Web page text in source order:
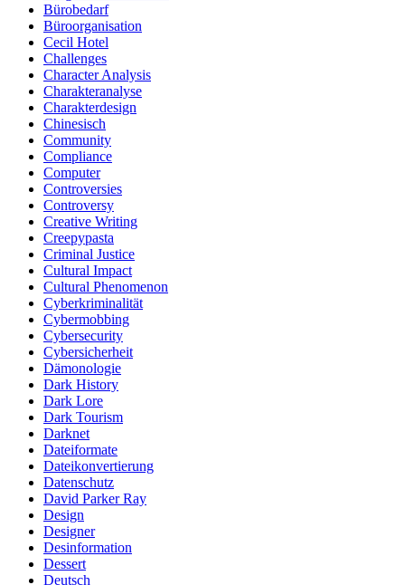
Bürobedarf
Büroorganisation
Cecil Hotel
Challenges
Character Analysis
Charakteranalyse
Charakterdesign
Chinesisch
Community
Compliance
Computer
Controversies
Controversy
Creative Writing
Creepypasta
Criminal Justice
Cultural Impact
Cultural Phenomenon
Cyberkriminalität
Cybermobbing
Cybersecurity
Cybersicherheit
Dämonologie
Dark History
Dark Lore
Dark Tourism
Darknet
Dateiformate
Dateikonvertierung
Datenschutz
David Parker Ray
Design
Designer
Desinformation
Dessert
Deutsch